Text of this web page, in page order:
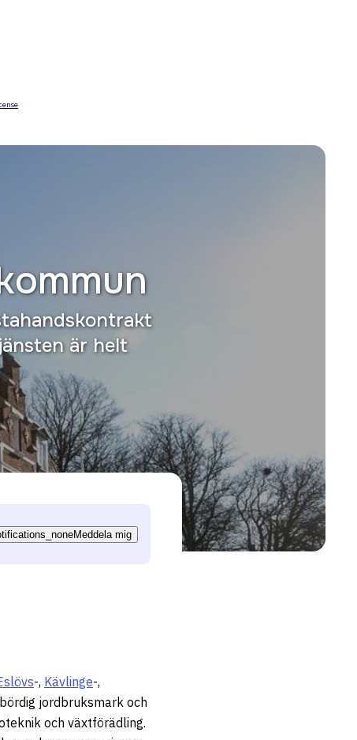
är helt
Meddela mig
-, Kävlinge-,
jordbruksmark och
och växtförädling.